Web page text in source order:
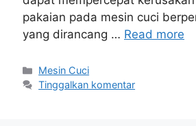
pakaian pada mesin cuci
yang dirancang … Read more
Kategori
Mesin Cuci
Tinggalkan komentar